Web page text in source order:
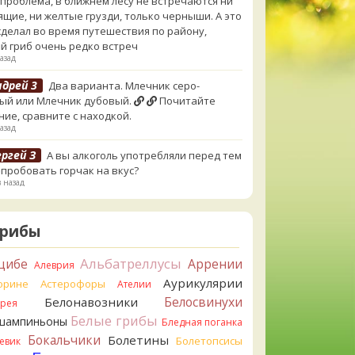
ни желтые грузди, только черныши. А это
во время путешествия по району,
гриб очень редко встреч
3
Два варианта. Млечник серо-
или Млечник дубовый.
Почитайте
сравните с находкой.
З
А вы алкоголь употребляли перед тем
горчак на вкус?
назад
Сегодня такого маленького я и порезал,
и пожевал, но горечи не почувствовал.
лизнула - ей горький, как таблетка. Детям
горький. То что это именно горчак сомнений
вот такие индивидуальные вкусовые
конечно, выкинули.
Говорушка булавоногая могла бы
Алеврия Альбатреллусы Аррении
Астерофоры Ателии Аурикулярии
Белонавозники Белосвинухи
Белые грибы Бледная поганка
Бокальчики Болетины Болетопсисы